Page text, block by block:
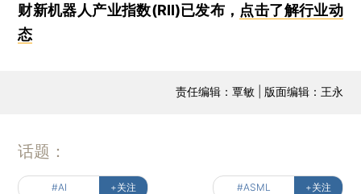
财新机器人产业指数(RII)已发布， 点击了解行业动
态
责任编辑：覃敏 | 版面编辑：王永
话题：
#AI +关注 #ASML +关注